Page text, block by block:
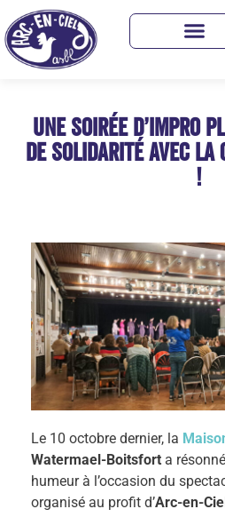
Une soirée d’impro
de solidarité avec La
!
Le 10 octobre dernier, la
Watermael-Boitsfort a
humeur à l’occasion du
organisé au profit d’Arc-en-